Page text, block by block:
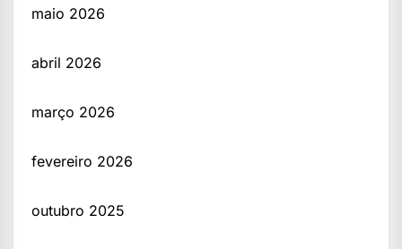
maio 2026
abril 2026
março 2026
fevereiro 2026
outubro 2025